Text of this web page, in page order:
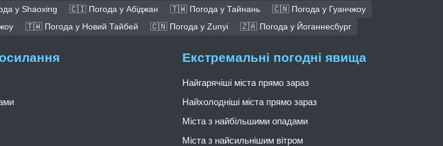
у Shaoxing 🇨🇮 Погода у Абіджан 🇹🇼 Погода у Тайнань
🇨🇳 Погода у Гуанчжоу
🇹🇼 Погода у Новий Тайбей 🇨🇳 Погода у Zunyi 🇿🇦 Погода у Йоганнесбург
Екстремальні погодні явища
Найгарячіші міста прямо зараз
Найхолодніші міста прямо зараз
Міста з найбільшими опадами
Міста з найсильнішим вітром